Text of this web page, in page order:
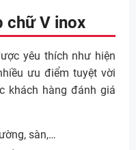
chữ V inox
yêu thích như hiện
ưu điểm tuyệt vời
khách hàng đánh giá
sàn,…